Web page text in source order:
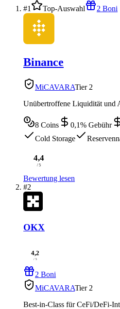
#1 Top-Auswahl 2 Boni
Binance
MiCAVARATier 2
Unübertroffene Liquidität und
8 Coins 0,1% Gebühr
Cold Storage
4,4
/ 5
Bewertung lesen
#2
OKX
4,2
/ 5
2 Boni
MiCAVARATier 2
Best-in-Class für CeFi/DeFi-